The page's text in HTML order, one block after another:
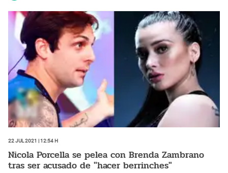
22 Jul 2021 | 12:54 h
Nicola Porcella se pelea con Brenda Zambrano
tras ser acusado de "hacer berrinches"